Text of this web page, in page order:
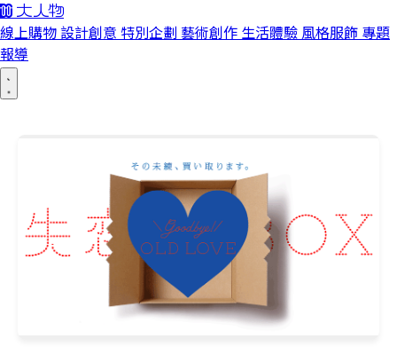
線上購物 設計創意 特別企劃 藝術創作 生活體驗 風格服飾 專題
報導